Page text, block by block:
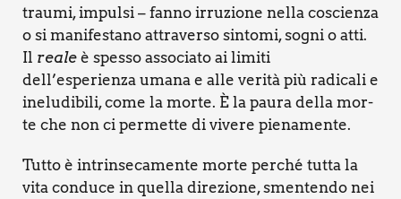
trau­mi, impul­si – fan­no irru­zio­ne nel­la coscien­za
o si mani­fe­sta­no attra­ver­so sin­to­mi, sogni o atti.
Il rea­le è spes­so asso­cia­to ai limi­ti
dell’esperienza uma­na e alle veri­tà più radi­ca­li e
ine­lu­di­bi­li, come la mor­te. È la pau­ra del­la mor­
te che non ci per­met­te di vive­re pie­na­men­te.
Tut­to è intrin­se­ca­men­te mor­te per­ché tut­ta la
vita con­du­ce in quel­la dire­zio­ne, smen­ten­do nei